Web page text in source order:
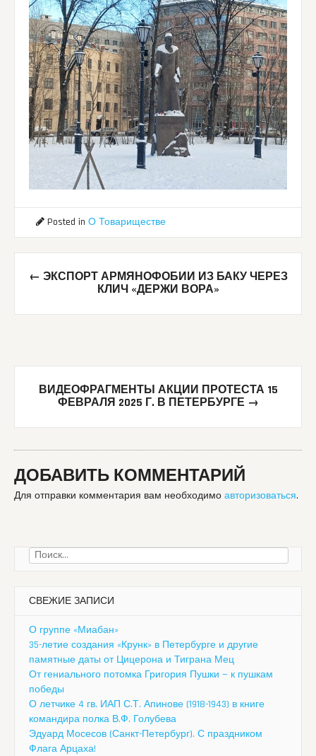
Posted in О Товариществе
Post
navigation
← ЭКСПОРТ АРМЯНОФОБИИ ИЗ БАКУ ЧЕРЕЗ
КЛИЧ «ДЕРЖИ ВОРА»
ВИДЕОФРАГМЕНТЫ АКЦИИ ПРОТЕСТА 15
ФЕВРАЛЯ 2025 Г. В ПЕТЕРБУРГЕ →
ДОБАВИТЬ КОММЕНТАРИЙ
Для отправки комментария вам необходимо авторизоваться.
Найти:
СВЕЖИЕ ЗАПИСИ
О группе «Миабан»
35-летие создания «Крунк» в Петербурге и другие
памятные даты от Цицерона и Тиграна Мец
От гениального потомка Григория Пушки — к пушкам
победы
О летчике 4 гв. ИАП С.Т. Апинове (1918-1943) в книге
командира полка В.Ф. Голубева
Эдуард Мосесов (Санкт-Петербург). С праздником
Флага Арцаха!